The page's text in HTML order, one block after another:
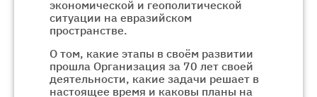
экономической и геополитической
ситуации на евразийском
пространстве.
О том, какие этапы в своём развитии
прошла Организация за 70 лет своей
деятельности, какие задачи решает в
настоящее время и каковы планы на